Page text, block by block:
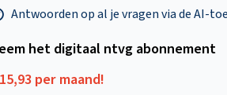
Antwoorden op al je vragen via de AI-
het digitaal ntvg abonnement
per maand!